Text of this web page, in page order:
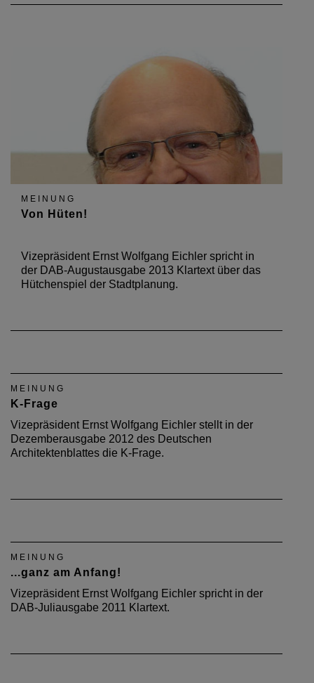
MEINUNG
Von Hüten!
Vizepräsident Ernst Wolfgang Eichler spricht in
der DAB-Augustausgabe 2013 Klartext über das
Hütchenspiel der Stadtplanung.
MEINUNG
K-Frage
Vizepräsident Ernst Wolfgang Eichler stellt in der
Dezemberausgabe 2012 des Deutschen
Architektenblattes die K-Frage.
MEINUNG
...ganz am Anfang!
Vizepräsident Ernst Wolfgang Eichler spricht in der
DAB-Juliausgabe 2011 Klartext.